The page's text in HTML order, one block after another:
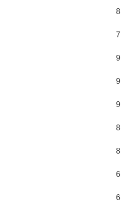
8
7
9
9
9
8
8
6
6